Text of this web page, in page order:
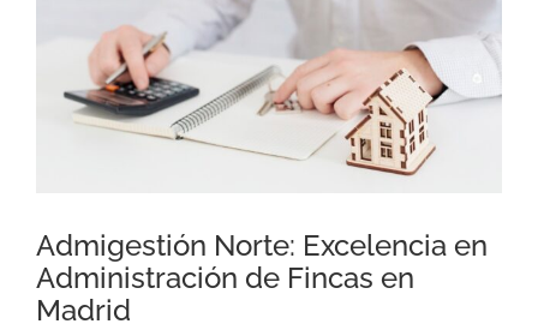
Admigestión Norte: Excelencia en
Administración de Fincas en
Madrid